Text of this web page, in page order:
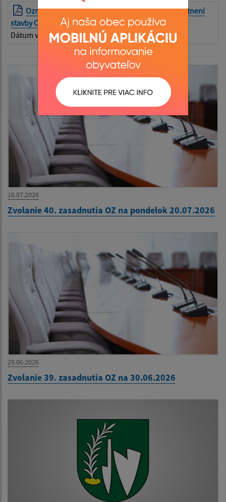
Oznámenie o začatí územného konania o umiestnení
stavby Chodníky v obci Gemerská Hôrka| PDF | 0.29 Mb
Dátum vyvesenia:18.12.2024
16.07.2026
Zvolanie 40. zasadnutia OZ na pondelok 20.07.2026
29.06.2026
Zvolanie 39. zasadnutia OZ na 30.06.2026